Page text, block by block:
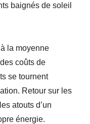
baignés de soleil
la moyenne
coûts de
se tournent
Retour sur les
atouts d’un
énergie.